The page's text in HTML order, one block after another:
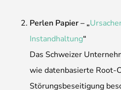
Perlen Papier – „
Instandhaltung“
Das Schweizer
wie datenbasierte Root-
Störungsbeseitigung